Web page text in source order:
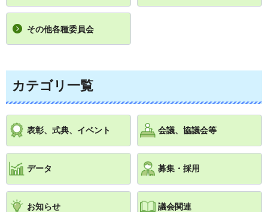
その他各種委員会
カテゴリ一覧
表彰、式典、イベント 会議、協議会等
データ 募集・採用
お知らせ 議会関連